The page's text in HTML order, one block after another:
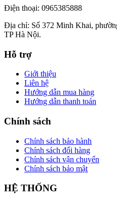
Điện thoại: 0965385888
Địa chỉ: Số 372 Minh Khai,
TP Hà Nội.
Hỗ trợ
Giới thiệu
Liên hệ
Hướng dẫn mua hàng
Hướng dẫn thanh toán
Chính sách
Chính sách bảo hành
Chính sách đổi hàng
Chính sách vận chuyển
Chính sách bảo mật
HỆ THỐNG